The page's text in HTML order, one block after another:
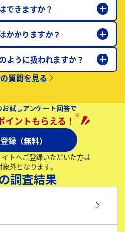
できますか？
かかりますか？
ように扱われますか？
質問を見る
試しアンケート回答で
イントもらえる！ ※
録（無料）
トへご登録いただいた方は
外となります。
調査結果